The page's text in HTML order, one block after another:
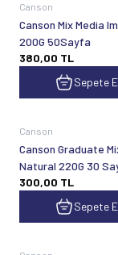
Canson
Canson Mix Media
200G 50Sayfa
380,00 TL
Sepete
Canson
Canson Graduate
Natural 220G 30
300,00 TL
Sepete